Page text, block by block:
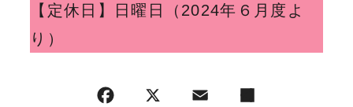
【定休日】日曜日（2024年６月度よ
り）